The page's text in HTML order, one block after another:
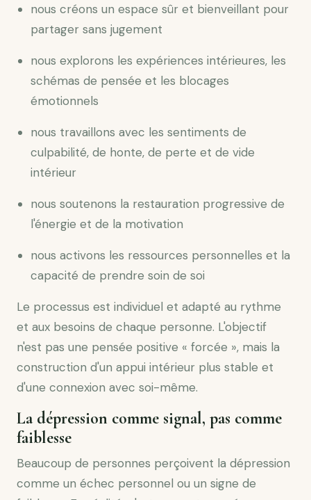
nous créons un espace sûr et bienveillant pour
partager sans jugement
nous explorons les expériences intérieures, les
schémas de pensée et les blocages
émotionnels
nous travaillons avec les sentiments de
culpabilité, de honte, de perte et de vide
intérieur
nous soutenons la restauration progressive de
l'énergie et de la motivation
nous activons les ressources personnelles et la
capacité de prendre soin de soi
Le processus est individuel et adapté au rythme
et aux besoins de chaque personne. L'objectif
n'est pas une pensée positive « forcée », mais la
construction d'un appui intérieur plus stable et
d'une connexion avec soi-même.
La dépression comme signal, pas comme
faiblesse
Beaucoup de personnes perçoivent la dépression
comme un échec personnel ou un signe de